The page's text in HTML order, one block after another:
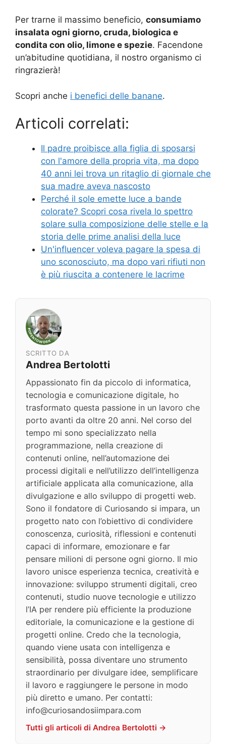
Per trarne il massimo beneficio, consumiamo
insalata ogni giorno, cruda, biologica e
condita con olio, limone e spezie. Facendone
un’abitudine quotidiana, il nostro organismo ci
ringrazierà!
Scopri anche i benefici delle banane.
Articoli correlati:
Il padre proibisce alla figlia di sposarsi
con l'amore della propria vita, ma dopo
40 anni lei trova un ritaglio di giornale che
sua madre aveva nascosto
Perché il sole emette luce a bande
colorate? Scopri cosa rivela lo spettro
solare sulla composizione delle stelle e la
storia delle prime analisi della luce
Un'influencer voleva pagare la spesa di
uno sconosciuto, ma dopo vari rifiuti non
è più riuscita a contenere le lacrime
SCRITTO DA
Andrea Bertolotti
Appassionato fin da piccolo di informatica,
tecnologia e comunicazione digitale, ho
trasformato questa passione in un lavoro che
porto avanti da oltre 20 anni. Nel corso del
tempo mi sono specializzato nella
programmazione, nella creazione di
contenuti online, nell’automazione dei
processi digitali e nell’utilizzo dell’intelligenza
artificiale applicata alla comunicazione, alla
divulgazione e allo sviluppo di progetti web.
Sono il fondatore di Curiosando si impara, un
progetto nato con l’obiettivo di condividere
conoscenza, curiosità, riflessioni e contenuti
capaci di informare, emozionare e far
pensare milioni di persone ogni giorno. Il mio
lavoro unisce esperienza tecnica, creatività e
innovazione: sviluppo strumenti digitali, creo
contenuti, studio nuove tecnologie e utilizzo
l’IA per rendere più efficiente la produzione
editoriale, la comunicazione e la gestione di
progetti online. Credo che la tecnologia,
quando viene usata con intelligenza e
sensibilità, possa diventare uno strumento
straordinario per divulgare idee, semplificare
il lavoro e raggiungere le persone in modo
più diretto e umano. Per contatti:
info@curiosandosiimpara.com
Tutti gli articoli di Andrea Bertolotti →